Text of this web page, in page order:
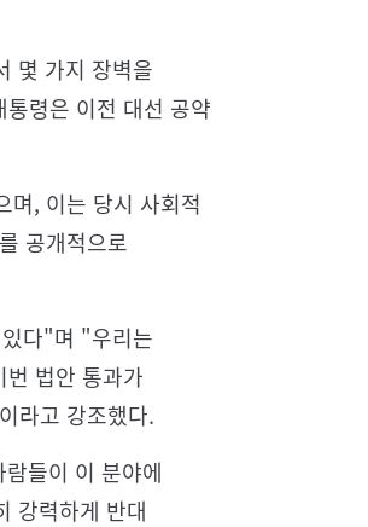
몇 가지 장벽을
령은 이전 대선 공약
며, 이는 당시 사회적
공개적으로
다"며 "우리는
법안 통과가
라고 강조했다.
들이 이 분야에
강력하게 반대